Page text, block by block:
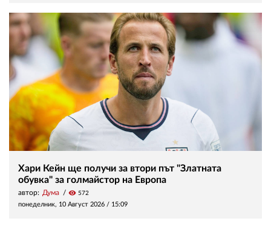
Хари Кейн ще получи за втори път "Златната
обувка" за голмайстор на Европа
автор: Дума visibility 572
понеделник, 10 Август 2026 / 15:09